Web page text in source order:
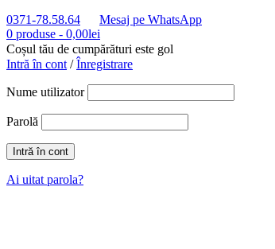
0371-78.58.64
Mesaj pe WhatsApp
0 produse - 0,00lei
Coșul tău de cumpărături este gol
Intră în cont /Înregistrare
Nume utilizator
Parolă
Ai uitat parola?